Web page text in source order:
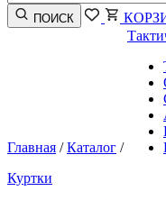
ПОИСК
Главная /Каталог /
Куртки